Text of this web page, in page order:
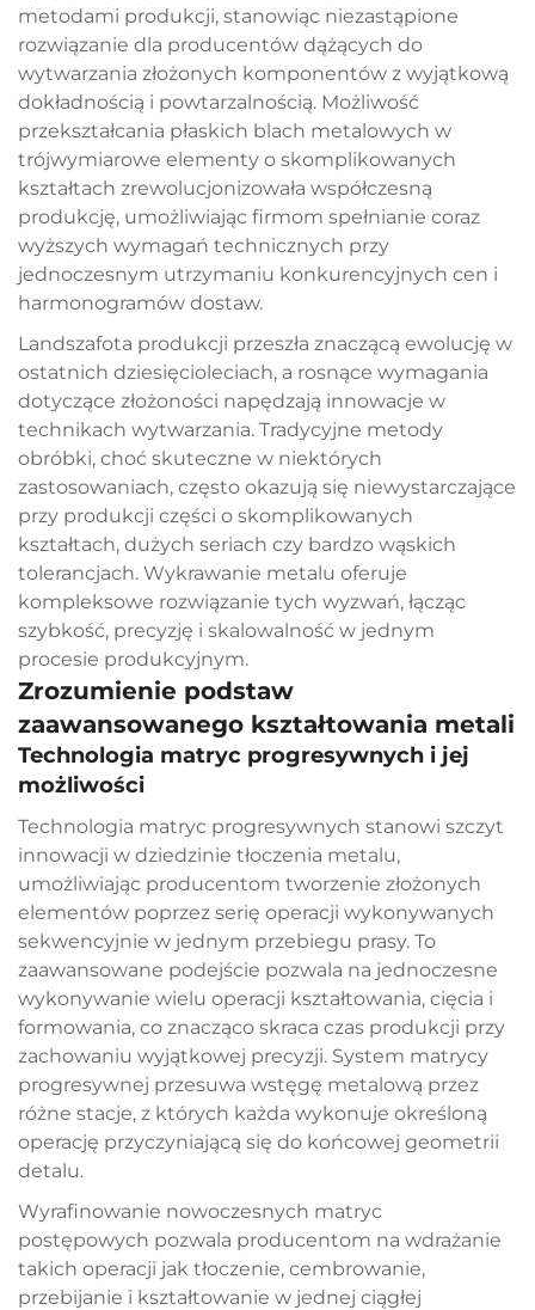
metodami produkcji, stanowiąc niezastąpione
rozwiązanie dla producentów dążących do
wytwarzania złożonych komponentów z wyjątkową
dokładnością i powtarzalnością. Możliwość
przekształcania płaskich blach metalowych w
trójwymiarowe elementy o skomplikowanych
kształtach zrewolucjonizowała współczesną
produkcję, umożliwiając firmom spełnianie coraz
wyższych wymagań technicznych przy
jednoczesnym utrzymaniu konkurencyjnych cen i
harmonogramów dostaw.
Landszafota produkcji przeszła znaczącą ewolucję w
ostatnich dziesięcioleciach, a rosnące wymagania
dotyczące złożoności napędzają innowacje w
technikach wytwarzania. Tradycyjne metody
obróbki, choć skuteczne w niektórych
zastosowaniach, często okazują się niewystarczające
przy produkcji części o skomplikowanych
kształtach, dużych seriach czy bardzo wąskich
tolerancjach. Wykrawanie metalu oferuje
kompleksowe rozwiązanie tych wyzwań, łącząc
szybkość, precyzję i skalowalność w jednym
procesie produkcyjnym.
Zrozumienie podstaw
zaawansowanego kształtowania metali
Technologia matryc progresywnych i jej
możliwości
Technologia matryc progresywnych stanowi szczyt
innowacji w dziedzinie tłoczenia metalu,
umożliwiając producentom tworzenie złożonych
elementów poprzez serię operacji wykonywanych
sekwencyjnie w jednym przebiegu prasy. To
zaawansowane podejście pozwala na jednoczesne
wykonywanie wielu operacji kształtowania, cięcia i
formowania, co znacząco skraca czas produkcji przy
zachowaniu wyjątkowej precyzji. System matrycy
progresywnej przesuwa wstęgę metalową przez
różne stacje, z których każda wykonuje określoną
operację przyczyniającą się do końcowej geometrii
detalu.
Wyrafinowanie nowoczesnych matryc
postępowych pozwala producentom na wdrażanie
takich operacji jak tłoczenie, cembrowanie,
przebijanie i kształtowanie w jednej ciągłej